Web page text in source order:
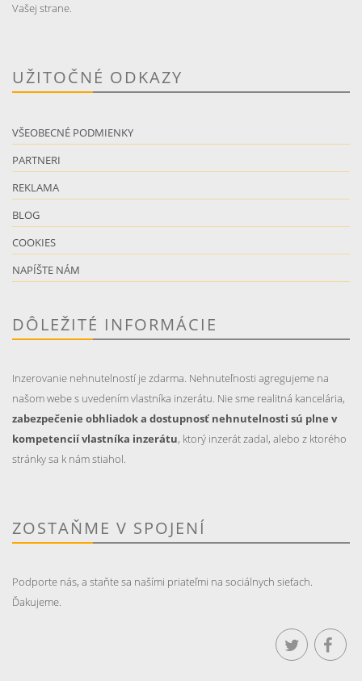
Vašej strane.
UŽITOČNÉ ODKAZY
VŠEOBECNÉ PODMIENKY
PARTNERI
REKLAMA
BLOG
COOKIES
NAPÍŠTE NÁM
DÔLEŽITÉ INFORMÁCIE
Inzerovanie nehnutelností je zdarma. Nehnuteľnosti agregujeme na
našom webe s uvedením vlastníka inzerátu. Nie sme realitná kancelária,
zabezpečenie obhliadok a dostupnosť nehnutelnosti sú plne v
kompetencií vlastníka inzerátu, ktorý inzerát zadal, alebo z ktorého
stránky sa k nám stiahol.
ZOSTAŇME V SPOJENÍ
Podporte nás, a staňte sa našími priateľmi na sociálnych sieťach.
Ďakujeme.